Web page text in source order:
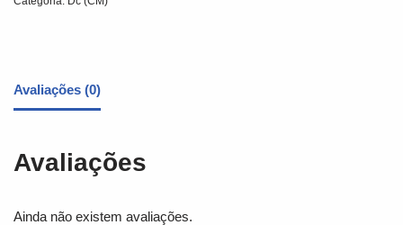
Avaliações (0)
Avaliações
Ainda não existem avaliações.